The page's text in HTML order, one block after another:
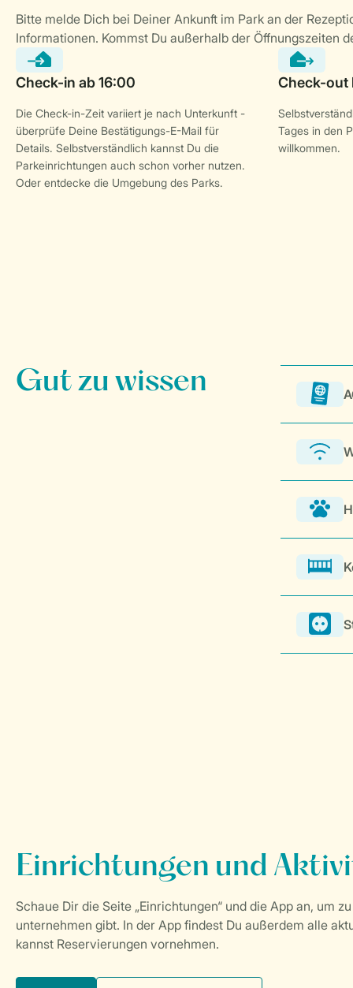
Die Check-in-Zeit variiert je nach Unterkunft -
überprüfe Deine Bestätigungs-E-Mail für
Details. Selbstverständlich kannst Du die
Parkeinrichtungen auch schon vorher nutzen.
Oder entdecke die Umgebung des Parks.
Tages in den
willkommen.